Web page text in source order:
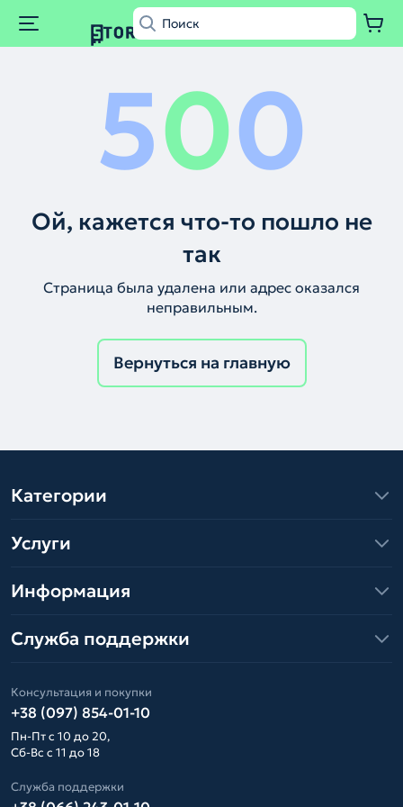
500
Ой, кажется что-то пошло не
так
Страница была удалена или адрес оказался
неправильным.
Вернуться на главную
Категории
Услуги
Информация
Служба поддержки
Консультация и покупки
+38 (097) 854-01-10
Пн-Пт с 10 до 20,
Сб-Вс с 11 до 18
Служба поддержки